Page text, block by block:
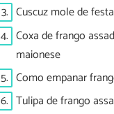
3. Cuscuz mole de
4. Coxa de frango
maionese
5. Como empanar
6. Tulipa de frango